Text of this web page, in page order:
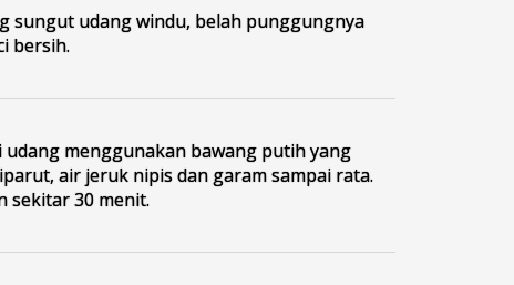
sungut udang windu, belah punggungnya
bersih.
udang menggunakan bawang putih yang
air jeruk nipis dan garam sampai rata.
sekitar 30 menit.